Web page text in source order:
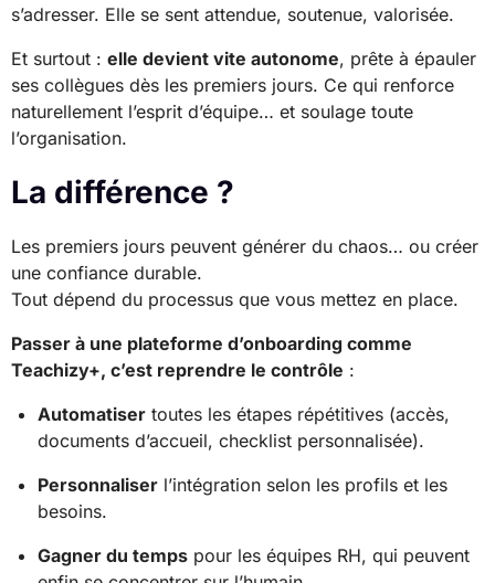
s’adresser. Elle se sent attendue, soutenue, valorisée.
Et surtout : elle devient vite autonome, prête à épauler
ses collègues dès les premiers jours. Ce qui renforce
naturellement l’esprit d’équipe… et soulage toute
l’organisation.
La différence ?
Les premiers jours peuvent générer du chaos… ou créer
une confiance durable.
Tout dépend du processus que vous mettez en place.
Passer à une plateforme d’onboarding comme
Teachizy+, c’est reprendre le contrôle :
Automatiser toutes les étapes répétitives (accès,
documents d’accueil, checklist personnalisée).
Personnaliser l’intégration selon les profils et les
besoins.
Gagner du temps pour les équipes RH, qui peuvent